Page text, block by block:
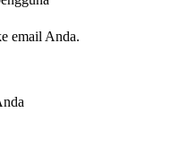
email Anda.